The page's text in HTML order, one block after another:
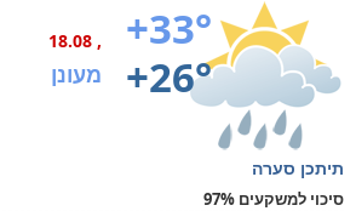
+33°
+26°
, 18.08
מעונן
תיתכן סערה
סיכוי למשקעים 97%